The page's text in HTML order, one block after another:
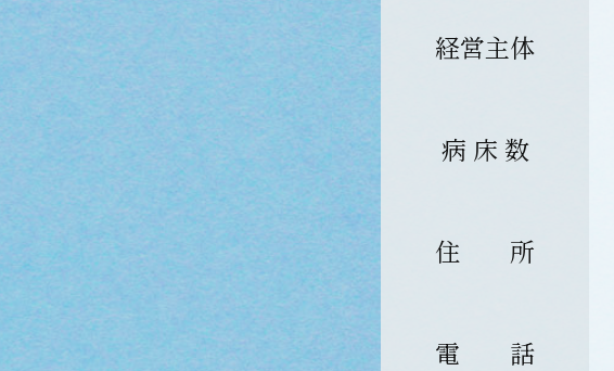
経営主体
病 床 数
住 所
電 話